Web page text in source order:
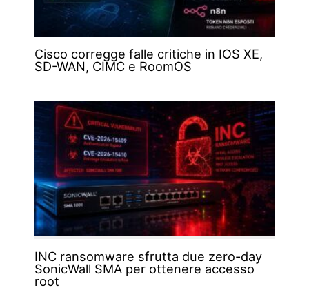
Cisco corregge falle critiche in IOS XE,
SD-WAN, CIMC e RoomOS
INC ransomware sfrutta due zero-day
SonicWall SMA per ottenere accesso
root